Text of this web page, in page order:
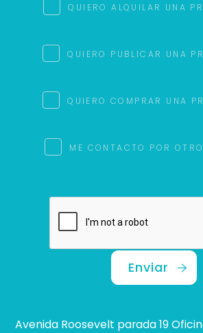
QUIERO ALQUILAR UNA
QUIERO PUBLICAR UNA
QUIERO COMPRAR UNA
ME CONTACTO POR
Enviar
Avenida Roosevelt parada 19